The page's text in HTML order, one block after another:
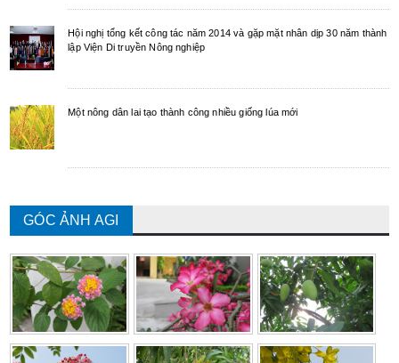
Hội nghị tổng kết công tác năm 2014 và gặp mặt nhân dịp 30 năm thành
lập Viện Di truyền Nông nghiệp
Một nông dân lai tạo thành công nhiều giống lúa mới
GÓC ẢNH AGI